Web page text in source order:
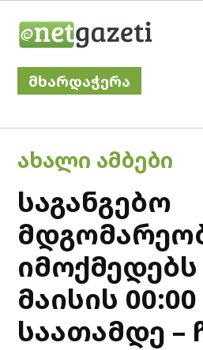
მხარდაჭერა
POSTED
IN
ᲐᲮᲐᲚᲘ ᲐᲛᲑᲔᲑᲘ
საგანგებო
იმოქმედებს
მაისის 00:00
საათამდე –